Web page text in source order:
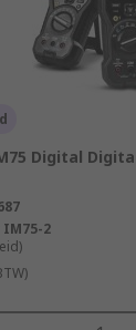
Digital
IM75-2